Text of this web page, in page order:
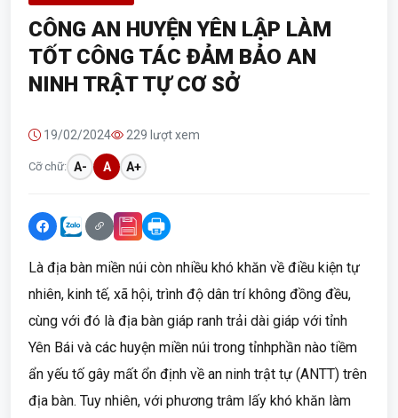
CÔNG AN HUYỆN YÊN LẬP LÀM
TỐT CÔNG TÁC ĐẢM BẢO AN
NINH TRẬT TỰ CƠ SỞ
19/02/2024 229 lượt xem
Cỡ chữ: A- A A+
Là địa bàn miền núi còn nhiều khó khăn về điều kiện tự
nhiên, kinh tế, xã hội, trình độ dân trí không đồng đều,
cùng với đó là địa bàn giáp ranh trải dài giáp với tỉnh
Yên Bái và các huyện miền núi trong tỉnhphần nào tiềm
ẩn yếu tố gây mất ổn định về an ninh trật tự (ANTT) trên
địa bàn. Tuy nhiên, với phương trâm lấy khó khăn làm